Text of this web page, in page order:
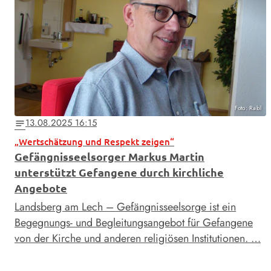
Foto: Rabl
notes13.08.2025 16:15
„Wertschätzung und Respekt zeigen“
Gefängnisseelsorger Markus Martin
unterstützt Gefangene durch kirchliche
Angebote
Landsberg am Lech – Gefängnisseelsorge ist ein
Begegnungs- und Begleitungsangebot für Gefangene
von der Kirche und anderen religiösen Institutionen. …